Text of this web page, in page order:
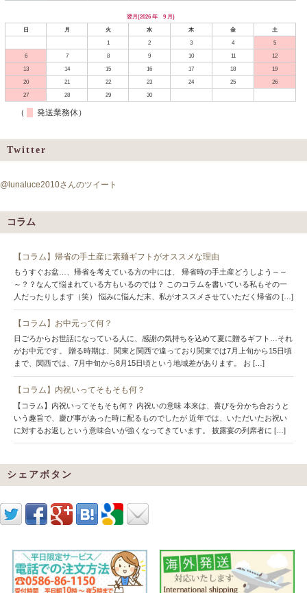
翌月(2026 年 9 月)
日
月 火 水 木 金
土
1
2 3 4
5
6
7 8 9 10 11
12
13
14 15 16 17 18
19
20
21 22 23 24 25
26
27
28 29 30
（ 発送業務休）
Twitter
@lunaluce2010さんのツイート
コラム
【コラム】帰省の手土産に素麺ギフトがオススメな理由
もうすぐお盆…、帰省を考えている方の中には、 帰省時の手土産どうしよう～～
～？？なんて悩まれている方もいるのでは？ このコラムを書いている私もその一
人だったりします（笑） 悩みに悩んだ末、私がオススメさせていただく帰省の […]
【コラム】お中元って何？
日ごろからお世話になっている人に、感謝の気持ちを込めて夏に贈るギフト…それ
がお中元です。 贈る時期は、関東と関西で違っており関東では7月上旬から15日頃
まで、関西では、7月中旬から8月15日頃という地域差があります。 お […]
【コラム】内祝いってそもそも何？
【コラム】内祝いってそもそも何？ 内祝いの意味 本来は、喜びを分かち合おうと
いう趣旨で、慶び事があった時に配るものでしたが 近年では、いただいたお祝い
に対するお返しという意味合いが強くなってきています。 披露宴の列席者に […]
シェアボタン